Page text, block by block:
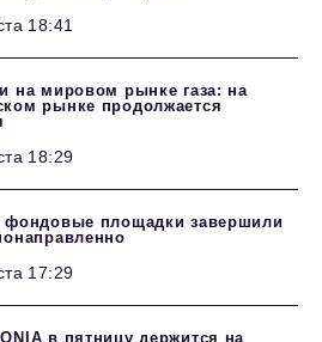
18:41
на мировом рынке газа: на
рынке продолжается
18:29
фондовые площадки завершили
17:29
в пятницу держится на